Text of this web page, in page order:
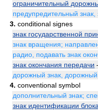
ограничительный
предупредительный знак,
3. conditional signes
знак государственной
знак вращения;
радио, подавать знак
знак окончания передачи
дорожный знак, дорожный
4. conventional symbol
дополнительный знак;
знак идентификации блока